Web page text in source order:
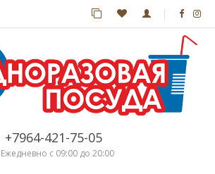
+7964-421-75-05
Ежедневно с 09:00 до 20:00